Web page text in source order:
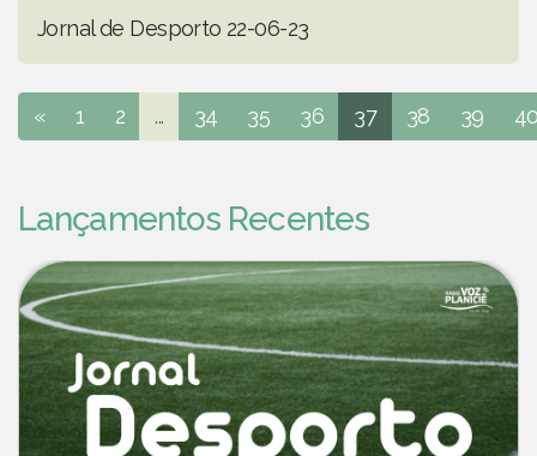
Jornal de Desporto 22-06-23
« 1 2 ... 34 35 36 37 38 39
Lançamentos Recentes